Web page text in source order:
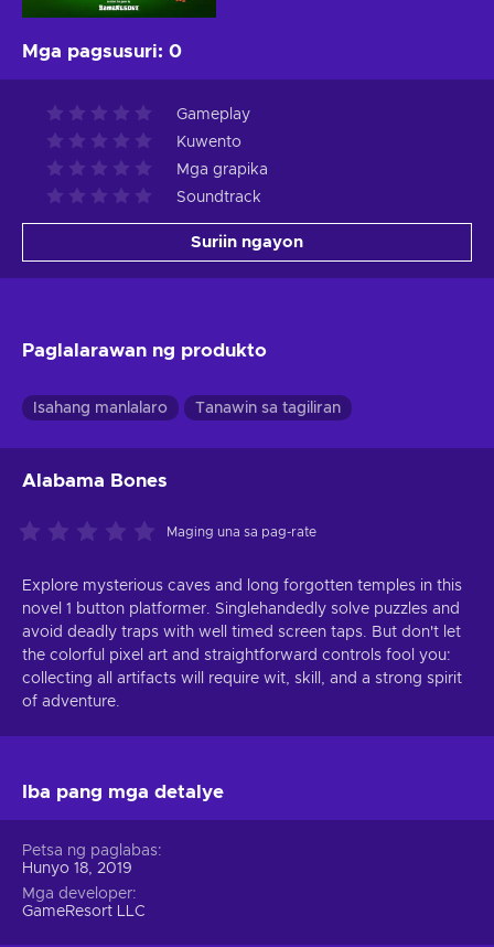
Mga pagsusuri: 0
Gameplay
Kuwento
Mga grapika
Soundtrack
Suriin ngayon
Paglalarawan ng produkto
Isahang manlalaro Tanawin sa tagiliran
Alabama Bones
Maging una sa pag-rate
Explore mysterious caves and long forgotten temples in this
novel 1 button platformer. Singlehandedly solve puzzles and
avoid deadly traps with well timed screen taps. But don't let
the colorful pixel art and straightforward controls fool you:
collecting all artifacts will require wit, skill, and a strong spirit
of adventure.
Iba pang mga detalye
Petsa ng paglabas
Hunyo 18, 2019
Mga developer
GameResort LLC